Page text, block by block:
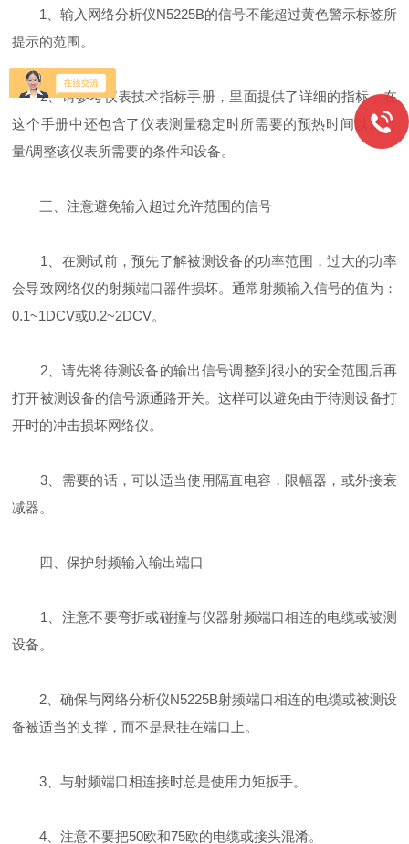
1、输入网络分析仪N5225B的信号不能超过黄色警示标签所
提示的范围。
2、请参考仪表技术指标手册，里面提供了详细的指标，在
这个手册中还包含了仪表测量稳定时所需要的预热时间以及计
量/调整该仪表所需要的条件和设备。
三、注意避免输入超过允许范围的信号
1、在测试前，预先了解被测设备的功率范围，过大的功率
会导致网络仪的射频端口器件损坏。通常射频输入信号的值为：
0.1~1DCV或0.2~2DCV。
2、请先将待测设备的输出信号调整到很小的安全范围后再
打开被测设备的信号源通路开关。这样可以避免由于待测设备打
开时的冲击损坏网络仪。
3、需要的话，可以适当使用隔直电容，限幅器，或外接衰
减器。
四、保护射频输入输出端口
1、注意不要弯折或碰撞与仪器射频端口相连的电缆或被测
设备。
2、确保与网络分析仪N5225B射频端口相连的电缆或被测设
备被适当的支撑，而不是悬挂在端口上。
3、与射频端口相连接时总是使用力矩扳手。
4、注意不要把50欧和75欧的电缆或接头混淆。